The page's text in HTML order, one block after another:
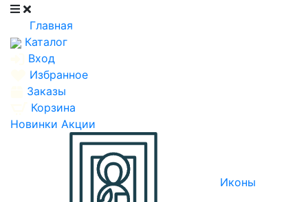
Главная
Каталог
Вход
Избранное
Заказы
Корзина
Новинки Акции
Иконы